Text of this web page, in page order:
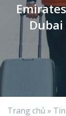
n
Trang chủ »